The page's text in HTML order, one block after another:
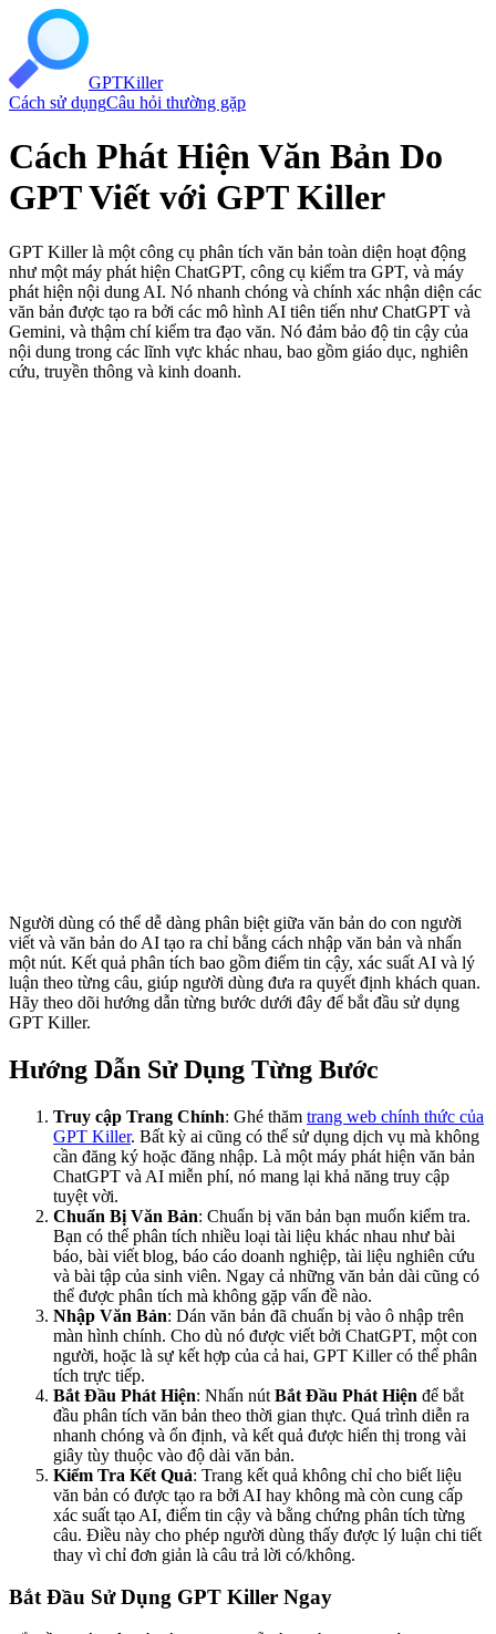
GPTKiller
Cách sử dụngCâu hỏi thường gặp
Cách Phát Hiện Văn Bản Do
GPT Viết với GPT Killer
GPT Killer là một công cụ phân tích văn bản toàn diện hoạt động
như một máy phát hiện ChatGPT, công cụ kiểm tra GPT, và máy
phát hiện nội dung AI. Nó nhanh chóng và chính xác nhận diện các
văn bản được tạo ra bởi các mô hình AI tiên tiến như ChatGPT và
Gemini, và thậm chí kiểm tra đạo văn. Nó đảm bảo độ tin cậy của
nội dung trong các lĩnh vực khác nhau, bao gồm giáo dục, nghiên
cứu, truyền thông và kinh doanh.
Người dùng có thể dễ dàng phân biệt giữa văn bản do con người
viết và văn bản do AI tạo ra chỉ bằng cách nhập văn bản và nhấn
một nút. Kết quả phân tích bao gồm điểm tin cậy, xác suất AI và lý
luận theo từng câu, giúp người dùng đưa ra quyết định khách quan.
Hãy theo dõi hướng dẫn từng bước dưới đây để bắt đầu sử dụng
GPT Killer.
Hướng Dẫn Sử Dụng Từng Bước
Truy cập Trang Chính: Ghé thăm trang web chính thức của
GPT Killer. Bất kỳ ai cũng có thể sử dụng dịch vụ mà không
cần đăng ký hoặc đăng nhập. Là một máy phát hiện văn bản
ChatGPT và AI miễn phí, nó mang lại khả năng truy cập
tuyệt vời.
Chuẩn Bị Văn Bản: Chuẩn bị văn bản bạn muốn kiểm tra.
Bạn có thể phân tích nhiều loại tài liệu khác nhau như bài
báo, bài viết blog, báo cáo doanh nghiệp, tài liệu nghiên cứu
và bài tập của sinh viên. Ngay cả những văn bản dài cũng có
thể được phân tích mà không gặp vấn đề nào.
Nhập Văn Bản: Dán văn bản đã chuẩn bị vào ô nhập trên
màn hình chính. Cho dù nó được viết bởi ChatGPT, một con
người, hoặc là sự kết hợp của cả hai, GPT Killer có thể phân
tích trực tiếp.
Bắt Đầu Phát Hiện: Nhấn nút Bắt Đầu Phát Hiện để bắt
đầu phân tích văn bản theo thời gian thực. Quá trình diễn ra
nhanh chóng và ổn định, và kết quả được hiển thị trong vài
giây tùy thuộc vào độ dài văn bản.
Kiểm Tra Kết Quả: Trang kết quả không chỉ cho biết liệu
văn bản có được tạo ra bởi AI hay không mà còn cung cấp
xác suất tạo AI, điểm tin cậy và bằng chứng phân tích từng
câu. Điều này cho phép người dùng thấy được lý luận chi tiết
thay vì chỉ đơn giản là câu trả lời có/không.
Bắt Đầu Sử Dụng GPT Killer Ngay